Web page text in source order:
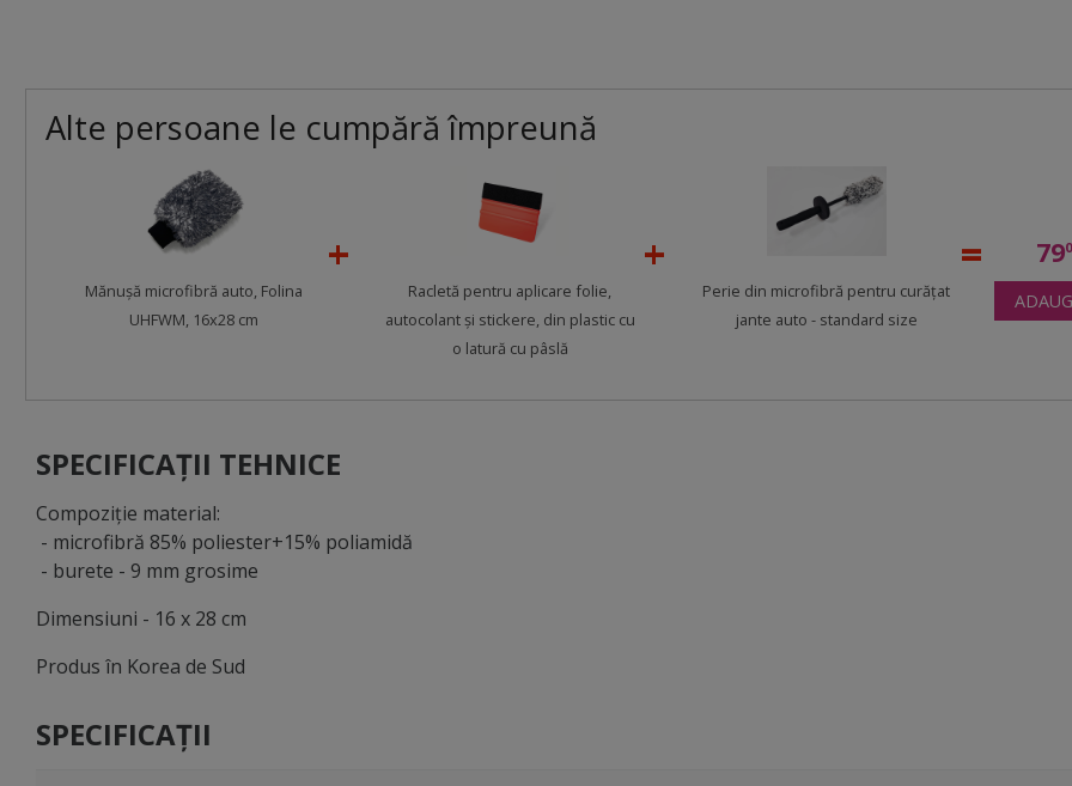
Alte persoane le cumpără împreună
Mănuşă microfibră auto, Folina
UHFWM, 16x28 cm
Racletă pentru aplicare folie,
autocolant şi stickere, din plastic cu
o latură cu pâslă
Perie din microfibră pentru curățat
jante auto - standard size
79
SPECIFICAȚII TEHNICE
Compoziţie material:
- microfibră 85% poliester+15% poliamidă
- burete - 9 mm grosime
Dimensiuni - 16 x 28 cm
Produs în Korea de Sud
SPECIFICAȚII